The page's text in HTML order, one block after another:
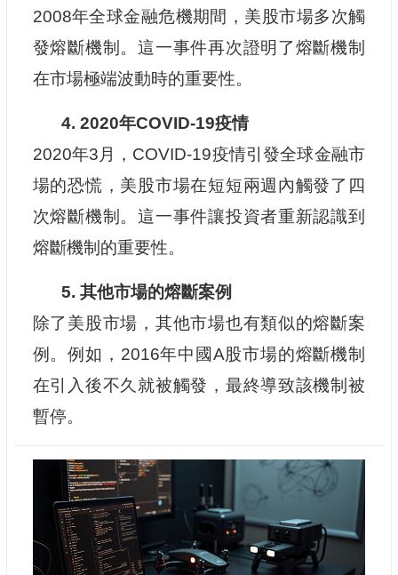
2008年全球金融危機期間，美股市場多次觸
發熔斷機制。這一事件再次證明了熔斷機制
在市場極端波動時的重要性。
4. 2020年COVID-19疫情
2020年3月，COVID-19疫情引發全球金融市
場的恐慌，美股市場在短短兩週內觸發了四
次熔斷機制。這一事件讓投資者重新認識到
熔斷機制的重要性。
5. 其他市場的熔斷案例
除了美股市場，其他市場也有類似的熔斷案
例。例如，2016年中國A股市場的熔斷機制
在引入後不久就被觸發，最終導致該機制被
暫停。